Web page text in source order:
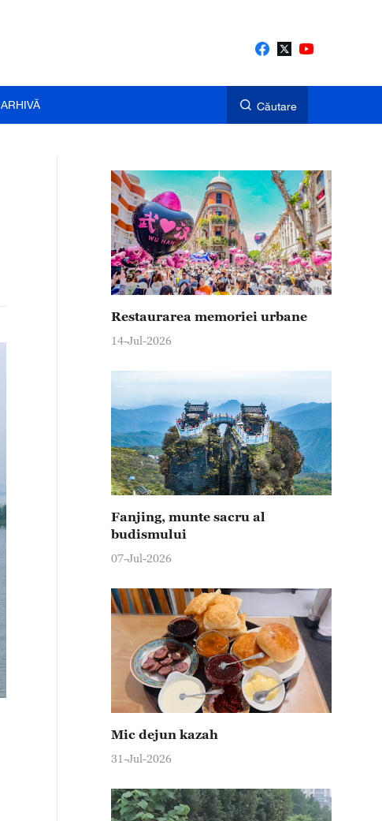
ARHIVĂ Căutare
Restaurarea memoriei urbane
14-Jul-2026
Fanjing, munte sacru al
budismului
07-Jul-2026
Mic dejun kazah
31-Jul-2026